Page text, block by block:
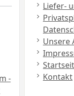
-
Liefer-
Unsere
Kontakt